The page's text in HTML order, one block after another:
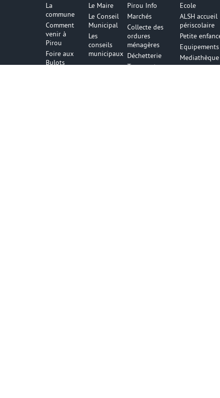
La
commune
Comment
venir à
Pirou
Foire aux
Bulots
Le Maire
Le Conseil
Municipal
Les
conseils
municipaux
Pirou Info
Marchés
Collecte des
ordures
ménagères
Déchetterie
Transports
Ecole
ALSH accueil
périscolaire
Petite
Mediathèque